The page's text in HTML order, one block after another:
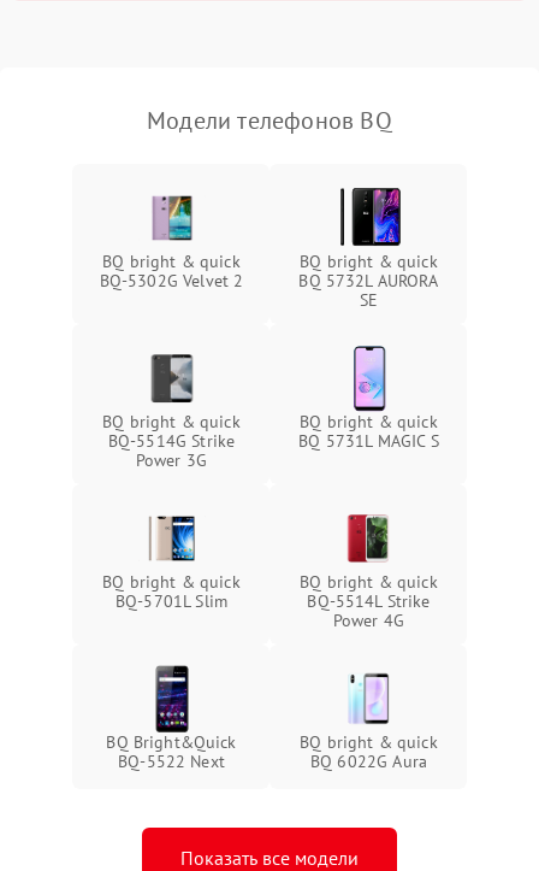
Модели телефонов BQ
BQ bright & quick
BQ-5302G Velvet 2
BQ bright & quick
BQ 5732L AURORA
SE
BQ bright & quick
BQ-5514G Strike
Power 3G
BQ bright & quick
BQ 5731L MAGIC S
BQ bright & quick
BQ-5701L Slim
BQ bright & quick
BQ-5514L Strike
Power 4G
BQ Bright&Quick
BQ-5522 Next
BQ bright & quick
BQ 6022G Aura
Показать все модели